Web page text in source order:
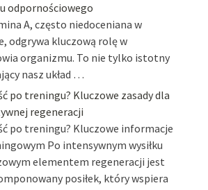
odpornościowego
A, często niedoceniana w
odgrywa kluczową rolę w
organizmu. To nie tylko istotny
nasz układ …
po treningu? Kluczowe zasady dla
regeneracji
po treningu? Kluczowe informacje
Po intensywnym wysiłku
elementem regeneracji jest
posiłek, który wspiera